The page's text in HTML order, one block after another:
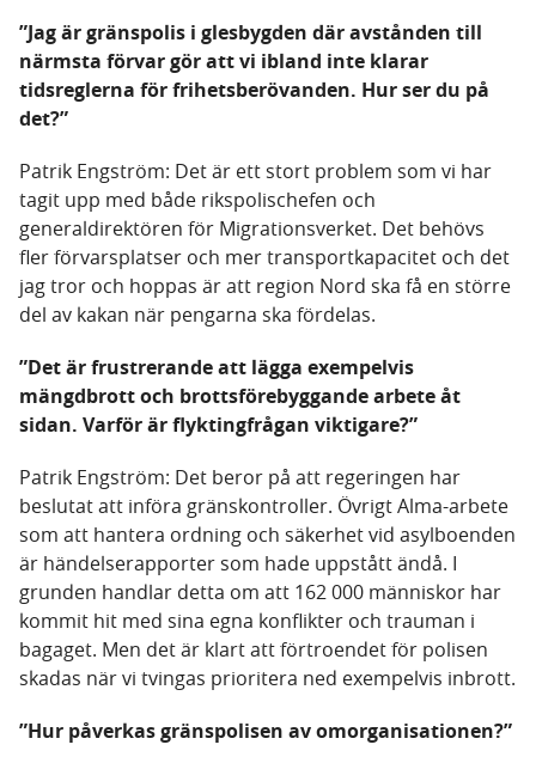
”Jag är gränspolis i glesbygden där avstånden till
närmsta förvar gör att vi ibland inte klarar
tidsreglerna för frihetsberövanden. Hur ser du på
det?”
Patrik Engström: Det är ett stort problem som vi har
tagit upp med både rikspolischefen och
generaldirektören för Migrationsverket. Det behövs
fler förvarsplatser och mer transportkapacitet och det
jag tror och hoppas är att region Nord ska få en större
del av kakan när pengarna ska fördelas.
”Det är frustrerande att lägga exempelvis
mängdbrott och brottsförebyggande arbete åt
sidan. Varför är flyktingfrågan viktigare?”
Patrik Engström: Det beror på att regeringen har
beslutat att införa gränskontroller. Övrigt Alma-arbete
som att hantera ordning och säkerhet vid asylboenden
är händelserapporter som hade uppstått ändå. I
grunden handlar detta om att 162 000 människor har
kommit hit med sina egna konflikter och trauman i
bagaget. Men det är klart att förtroendet för polisen
skadas när vi tvingas prioritera ned exempelvis inbrott.
”Hur påverkas gränspolisen av omorganisationen?”